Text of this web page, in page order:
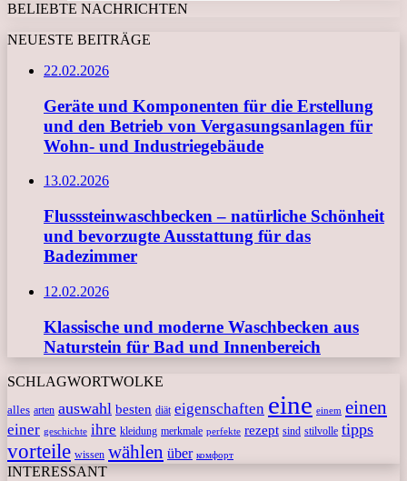
BELIEBTE NACHRICHTEN
NEUESTE BEITRÄGE
22.02.2026
Geräte und Komponenten für die Erstellung
und den Betrieb von Vergasungsanlagen für
Wohn- und Industriegebäude
13.02.2026
Flusssteinwaschbecken – natürliche Schönheit
und bevorzugte Ausstattung für das
Badezimmer
12.02.2026
Klassische und moderne Waschbecken aus
Naturstein für Bad und Innenbereich
SCHLAGWORTWOLKE
alles arten auswahl besten diät eigenschaften eine einem einen
einer geschichte ihre kleidung merkmale perfekte rezept sind stilvolle tipps
vorteile wissen wählen über комфорт
INTERESSANT